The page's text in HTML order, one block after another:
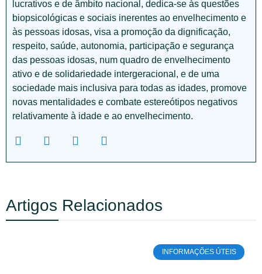
lucrativos e de âmbito nacional, dedica-se às questões
biopsicológicas e sociais inerentes ao envelhecimento e
às pessoas idosas, visa a promoção da dignificação,
respeito, saúde, autonomia, participação e segurança
das pessoas idosas, num quadro de envelhecimento
ativo e de solidariedade intergeracional, e de uma
sociedade mais inclusiva para todas as idades, promove
novas mentalidades e combate estereótipos negativos
relativamente à idade e ao envelhecimento.
Artigos Relacionados
INFORMAÇÕES ÚTEIS